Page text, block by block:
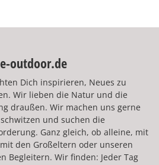
outdoor.de
Dich inspirieren, Neues zu
Wir lieben die Natur und die
draußen. Wir machen uns gerne
und suchen die
Ganz gleich, ob alleine, mit
den Großeltern oder unseren
Begleitern. Wir finden: Jeder Tag